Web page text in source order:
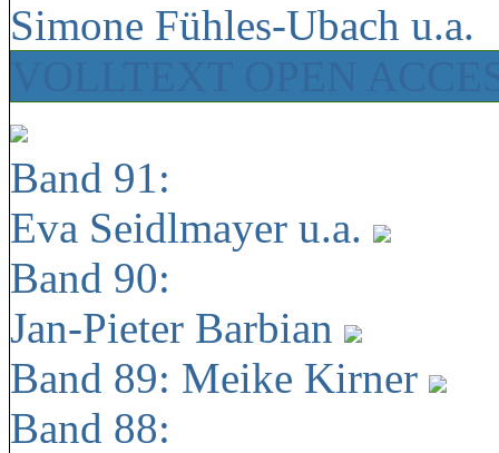
Simone Fühles-Ubach u.a.
Band 91:
Eva Seidlmayer u.a.
Band 90:
Jan-Pieter Barbian
Band 89: Meike Kirner
Band 88: